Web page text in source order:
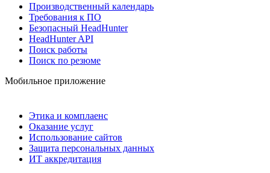
Производственный календарь
Требования к ПО
Безопасный HeadHunter
HeadHunter API
Поиск работы
Поиск по резюме
Мобильное приложение
Этика и комплаенс
Оказание услуг
Использование сайтов
Защита персональных данных
ИТ аккредитация